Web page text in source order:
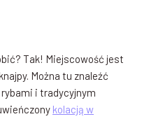
Tak! Miejscowość jest
Można tu znaleźć
i tradycyjnym
kolacją w